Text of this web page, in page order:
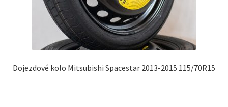
Dojezdové kolo Mitsubishi Spacestar 2013-2015 115/70R15